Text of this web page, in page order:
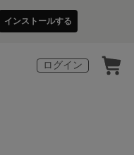
インストールする
ログイン